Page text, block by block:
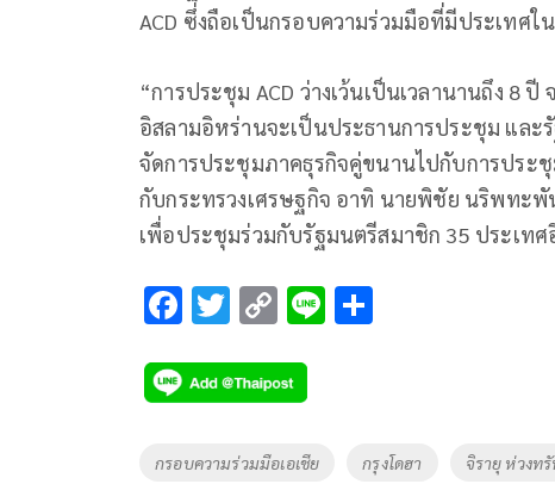
ACD ซึ่งถือเป็นกรอบความร่วมมือที่มีประเทศ
“การประชุม ACD ว่างเว้นเป็นเวลานานถึง 8
อิสลามอิหร่านจะเป็นประธานการประชุม และ
จัดการประชุมภาคธุรกิจคู่ขนานไปกับการประ
กับกระทรวงเศรษฐกิจ อาทิ นายพิชัย นริพทะพั
เพื่อประชุมร่วมกับรัฐมนตรีสมาชิก 35 ประเทศ
F
e
b
o
T
tt
er
C
p
y
Li
Li
Tags
กรอบความร่วมมือเอเชีย กรุงโดฮา จิรายุ ห่วงท